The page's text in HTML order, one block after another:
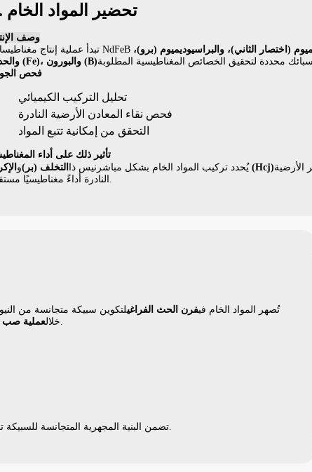
1. تحضير المواد الخام
وصف
(اختصار الثاني)، والبراسيوديميوم (برو)،
والحديد (Fe)، والبورون (B)
فحص
تحليل التركيب الكيميائي
فحص نقاء المعادن الأرضية النادرة
التحقق من إمكانية تتبع المواد
تأثير ذلك على أداء
يُحدد تركيب المواد الخام بشكل مباشر نيس ذا التخلف (بر)و الإكراه (Hcj)الأرضية
تُصهر المواد الخام فيفرن الحث الفراغيلتكوين سبيكة متجانسة من
خلالعملية صب
، لتشكيل رقائق رقيقة من السبائك ذات بنية مجهرية موحدة.
تضمن البنية المجهرية المتجانسة.